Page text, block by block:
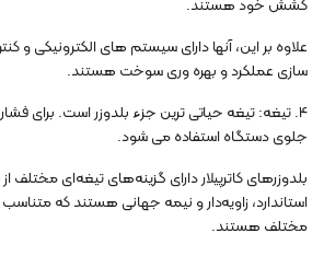
کشش خود هستند.
علاوه بر این، آنها دارای سیستم های الکترونیکی و
سازی عملکرد و بهره وری سوخت هستند.
4. تیغه: تیغه حیاتی ترین جزء بلدوزر است. برای
جلوی دستگاه استفاده می شود.
بلدوزرهای کاترپیلار دارای گزینه‌های تیغه‌ای مختلف
استاندارد، زاویه‌دار و نیمه جهانی هستند که
مختلف هستند.